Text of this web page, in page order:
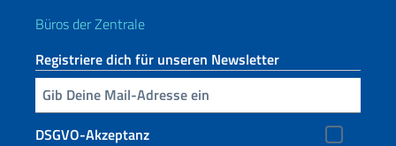
Büros der Zentrale
Registriere dich für unseren Newsletter
Geben Sie Ihre E-Mail ein
DSGVO-Akzeptanz